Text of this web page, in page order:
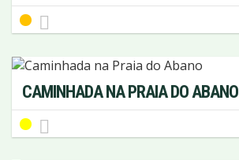
CAMINHADA NA PRAIA DO ABANO